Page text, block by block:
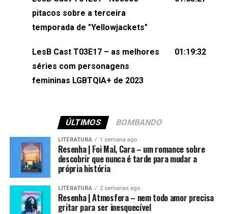
(⁠⁠⁠⁠@brunarfentanes⁠⁠⁠⁠) e Pollyelly FlorêncioEdição de
Naiady Machado
pitacos sobre a terceira
temporada de "Yellowjackets"
LesB Cast T03E17 – as melhores
séries com personagens
femininas LGBTQIA+ de 2023
01:19:32
ÚLTIMOS BOMBANDO
LITERATURA 1 semana ago
Resenha | Foi Mal, Cara – um romance sobre
descobrir que nunca é tarde para mudar a
própria história
LITERATURA 2 semanas ago
Resenha | Atmosfera – nem todo amor precisa
gritar para ser inesquecível